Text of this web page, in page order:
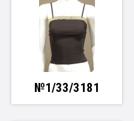
№1/33/3181